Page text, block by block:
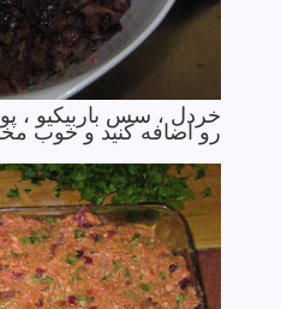
خردل ، سس باربیکیو ،
رو اضافه کنید و خوب